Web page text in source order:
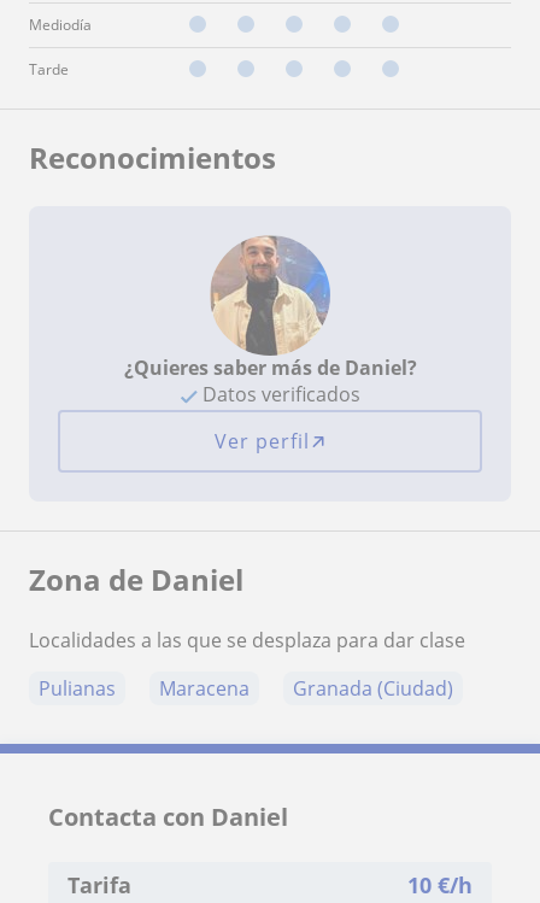
Mediodía
Tarde
Reconocimientos
¿Quieres saber más de Daniel?
Datos verificados
Ver perfil
Zona de Daniel
Localidades a las que se desplaza para dar clase
Pulianas
Maracena Granada (Ciudad)
Contacta con Daniel
Tarifa 10 €/h